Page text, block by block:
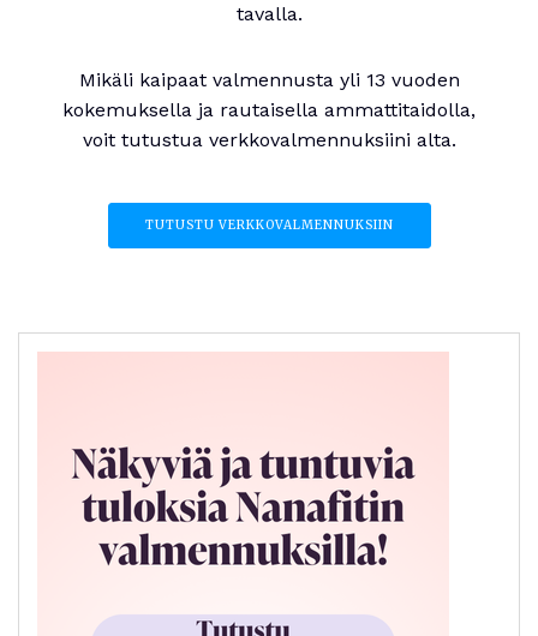
tavalla.
Mikäli kaipaat valmennusta yli 13 vuoden
kokemuksella ja rautaisella ammattitaidolla,
voit tutustua verkkovalmennuksiini alta.
TUTUSTU VERKKOVALMENNUKSIIN